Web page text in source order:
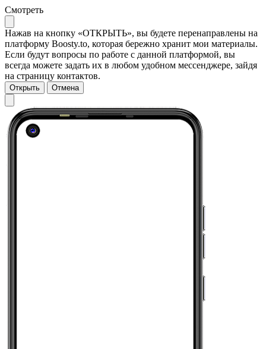
Смотреть
Нажав на кнопку «ОТКРЫТЬ», вы будете перенаправлены на
платформу Boosty.to, которая бережно хранит мои материалы.
Если будут вопросы по работе с данной платформой, вы
всегда можете задать их в любом удобном мессенджере, зайдя
на страницу контактов.
Открыть Отмена